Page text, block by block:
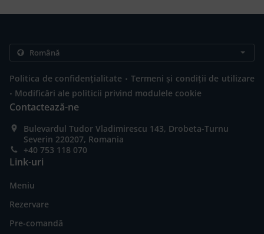
Politica de confidențialitate . Termeni și condiții de utilizare
. Modificări ale politicii privind modulele cookie
Contactează-ne
Bulevardul Tudor Vladimirescu 143, Drobeta-Turnu
Severin 220207, Romania
+40 753 118 070
Link-uri
Meniu
Rezervare
Pre-comandă